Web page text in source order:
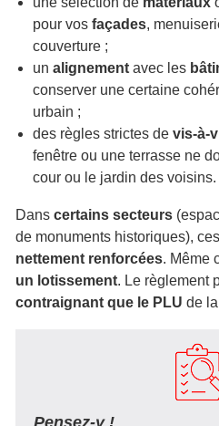
pour vosfaçades,
couverture ;
unalignement avec les
conserver une certaine
urbain ;
des règles strictes devis-à-
fenêtre ou une terrasse ne
cour ou le jardin des voisins.
Dans certains secteurs
de monuments historiques), ces
nettement renforcées. Même
un lotissement. Le règlement
contraignant que le PLU de